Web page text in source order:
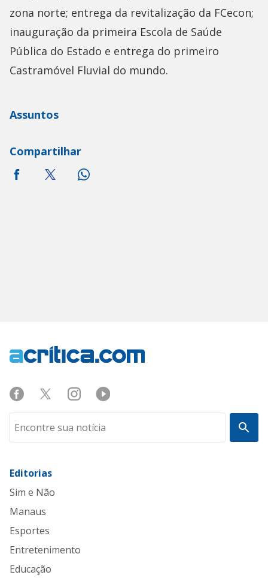
zona norte; entrega da revitalização da FCecon;
inauguração da primeira Escola de Saúde
Pública do Estado e entrega do primeiro
Castramóvel Fluvial do mundo.
Assuntos
Compartilhar
Editorias
Sim e Não
Manaus
Esportes
Entretenimento
Educação